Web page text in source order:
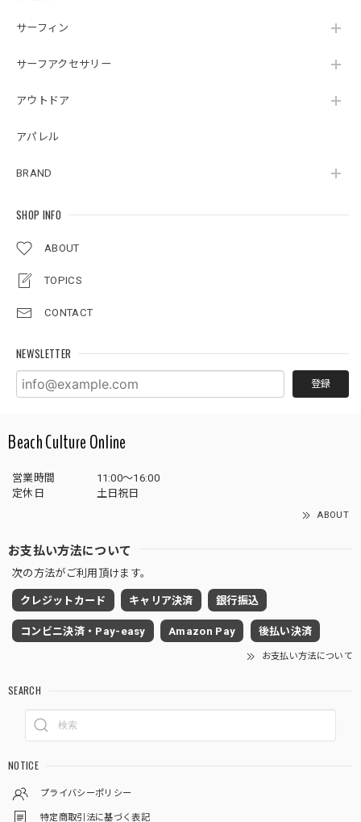
サーフィン
サーフアクセサリー
アウトドア
アパレル
BRAND
SHOP INFO
ABOUT
TOPICS
CONTACT
NEWSLETTER
登録
Beach Culture Online
営業時間
11:00～16:00
定休日
土日祝日
ABOUT
お支払い方法について
次の方法がご利用頂けます。
クレジットカード キャリア決済 銀行振込
コンビニ決済・Pay-easy Amazon Pay 後払い決済
お支払い方法について
SEARCH
NOTICE
プライバシーポリシー
特定商取引法に基づく表記